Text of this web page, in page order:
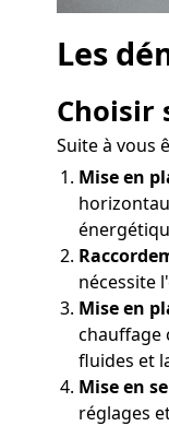
Les
Choisir
Suite à vous
Mise en
nécessite
Mise en
chauffage
fluides et
Mise en
réglages